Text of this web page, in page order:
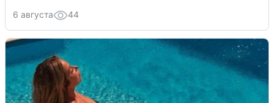
6 августа 44